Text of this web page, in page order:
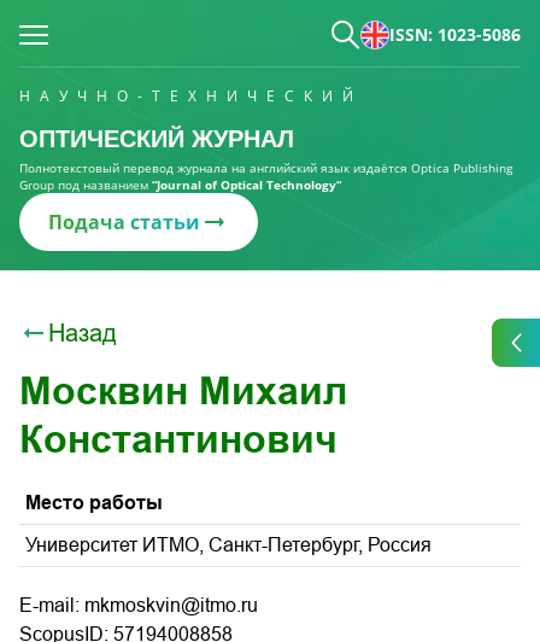
ISSN: 1023-5086
НАУЧНО-ТЕХНИЧЕСКИЙ
ОПТИЧЕСКИЙ ЖУРНАЛ
Полнотекстовый перевод журнала на английский язык издаётся Optica Publishing
Group под названием “Journal of Optical Technology“
Подача статьи
Назад
Москвин Михаил
Константинович
Место работы
Университет ИТМО, Санкт-Петербург, Россия
E-mail: mkmoskvin@itmo.ru
ScopusID: 57194008858